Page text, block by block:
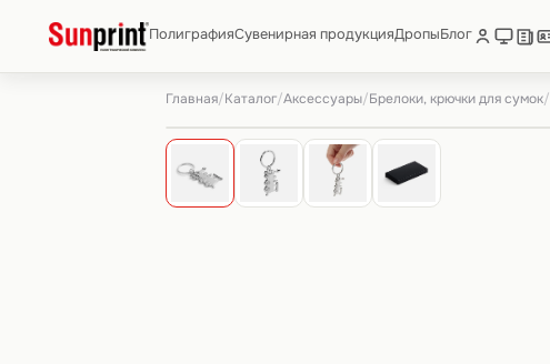
ПолиграфияСувенирная продукцияДропыБлог
Главная/Каталог/Аксессуары/Брелоки, крючки для сумок/